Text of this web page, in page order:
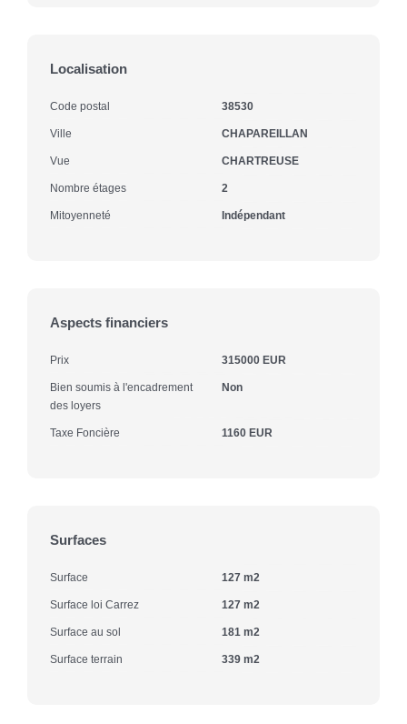
Localisation
Code postal 38530
Ville CHAPAREILLAN
Vue CHARTREUSE
Nombre étages 2
Mitoyenneté Indépendant
Aspects financiers
Prix 315000 EUR
Bien soumis à l'encadrement
des loyers
Non
Taxe Foncière 1160 EUR
Surfaces
Surface 127 m2
Surface loi Carrez 127 m2
Surface au sol 181 m2
Surface terrain 339 m2